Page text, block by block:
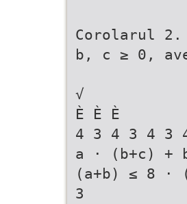
Corolarul
b, c ≥ 0,
√
È È È
4 3 4 3 4 3
a · (b+c) +
(a+b) ≤ 8 ·
3